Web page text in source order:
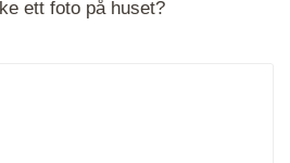
ett foto på huset?